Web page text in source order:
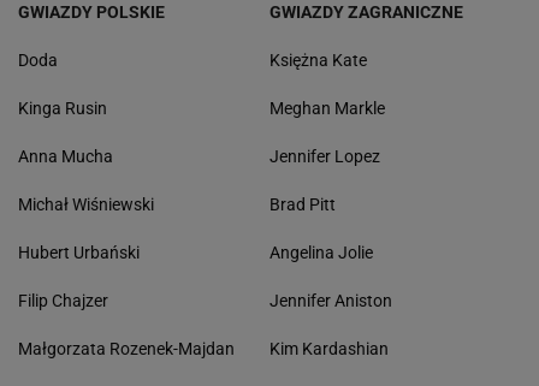
GWIAZDY POLSKIE
Doda
Kinga Rusin
Anna Mucha
Michał Wiśniewski
Hubert Urbański
Filip Chajzer
Małgorzata Rozenek-Majdan
GWIAZDY ZAGRANICZNE
Księżna Kate
Meghan Markle
Jennifer Lopez
Brad Pitt
Angelina Jolie
Jennifer Aniston
Kim Kardashian